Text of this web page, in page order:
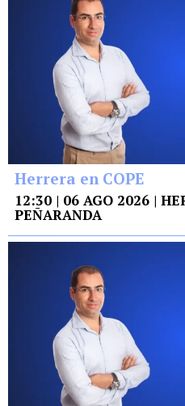
Herrera en COPE
12:30 | 06 AGO 2026 |
PEÑARANDA